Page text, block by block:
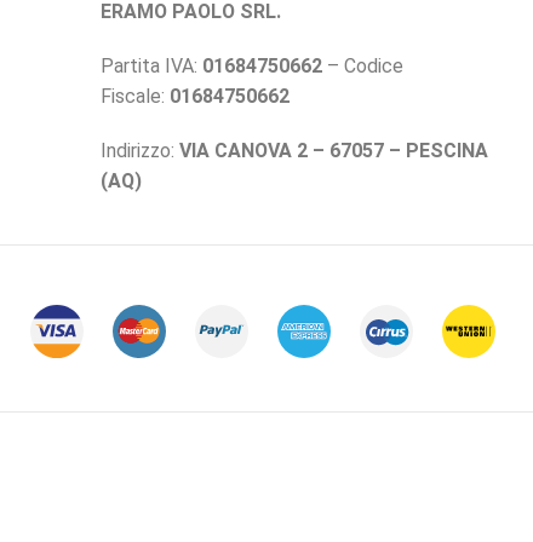
ERAMO PAOLO SRL.
Partita IVA: 01684750662– Codice
Fiscale: 01684750662
Indirizzo: VIA CANOVA 2 – 67057 – PESCINA
(AQ)